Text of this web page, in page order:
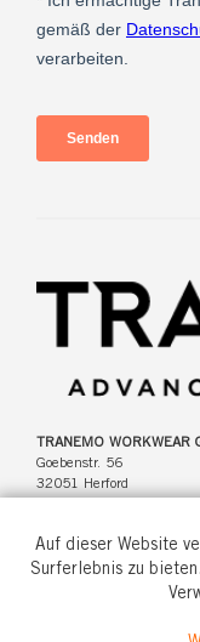
TRANEMO WORKWEAR
Goebenstr. 56
32051 Herford
Auf dieser Website
Surferlebnis zu